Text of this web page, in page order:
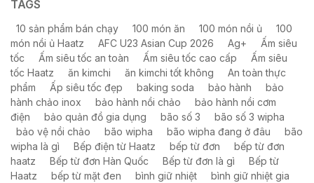
TAGS
10 sản phẩm bán chạy 100 món ăn 100 món nồi ủ
100
món nồi ủ Haatz
AFC U23 Asian Cup 2026 Ag+
Ấm siêu
tốc
Ấm siêu tốc an toàn Ấm siêu tốc cao cấp
Ấm siêu
tốc Haatz
ăn kimchi ăn kimchi tốt không
An toàn thực
phẩm
Ấp siêu tốc đẹp baking soda bảo hành
bảo
hành chảo inox
bảo hành nồi chảo
bảo hành nồi cơm
điện
bảo quản đồ gia dụng bão số 3
bão số 3 wipha
bảo vệ nồi chảo
bão wipha bão wipha đang ở đâu
bão
wipha là gì
Bếp điện từ Haatz bếp từ đơn
bếp từ đơn
haatz
Bếp từ đơn Hàn Quốc Bếp từ đơn là gì
Bếp từ
Haatz
bếp từ mặt đen bình giữ nhiệt
bình giữ nhiệt gia